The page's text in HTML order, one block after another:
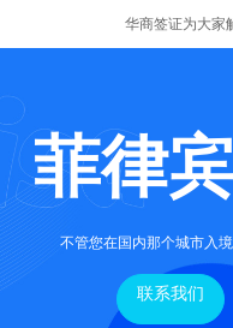
华商签证为大家
菲律
不管您在国内那个城市入
联系我们